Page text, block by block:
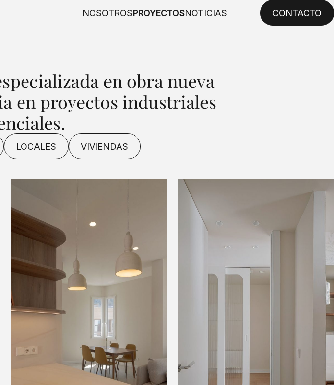
NOSOTROSPROYECTOSNOTICIAS CONTACTO
en obra nueva
en proyectos industriales
LOCALES VIVIENDAS